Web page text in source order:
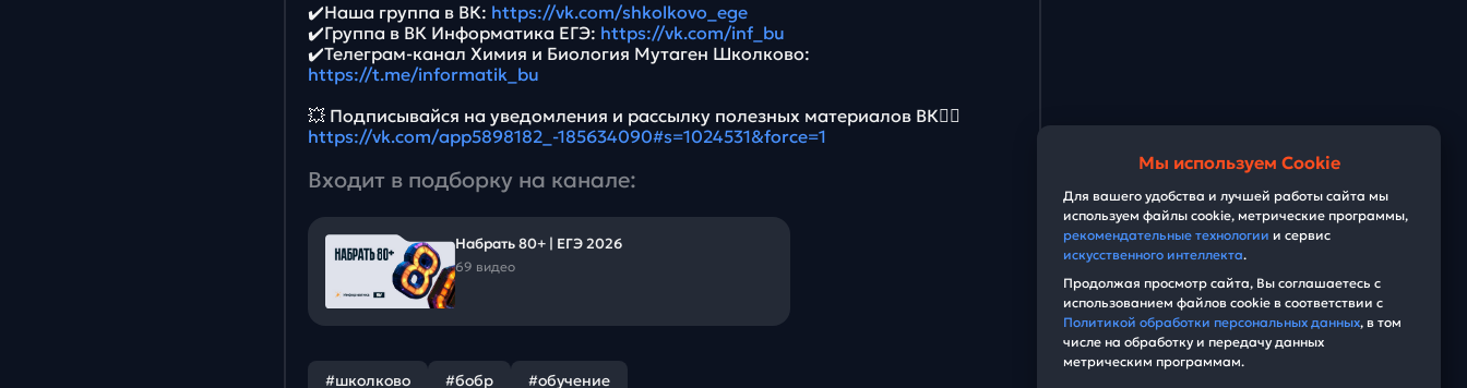
✔️Наша группа в ВК: https://vk.com/shkolkovo_ege
✔️Группа в ВК Информатика ЕГЭ: https://vk.com/inf_bu
✔️Телеграм-канал Химия и Биология Мутаген Школково:
https://t.me/informatik_bu
💥 Подписывайся на уведомления и рассылку полезных материалов ВК👉🏻
https://vk.com/app5898182_-185634090#s=1024531&force=1
Входит в подборку на канале:
Набрать 80+ | ЕГЭ 2026
69 видео
#школково #бобр #обучение
Мы используем Cookie
Для вашего удобства и лучшей работы сайта мы
используем файлы cookie, метрические программы,
рекомендательные технологии и сервис
искусственного интеллекта.
Продолжая просмотр сайта, Вы соглашаетесь с
использованием файлов cookie в соответствии с
Политикой обработки персональных данных, в том
числе на обработку и передачу данных
метрическим программам.